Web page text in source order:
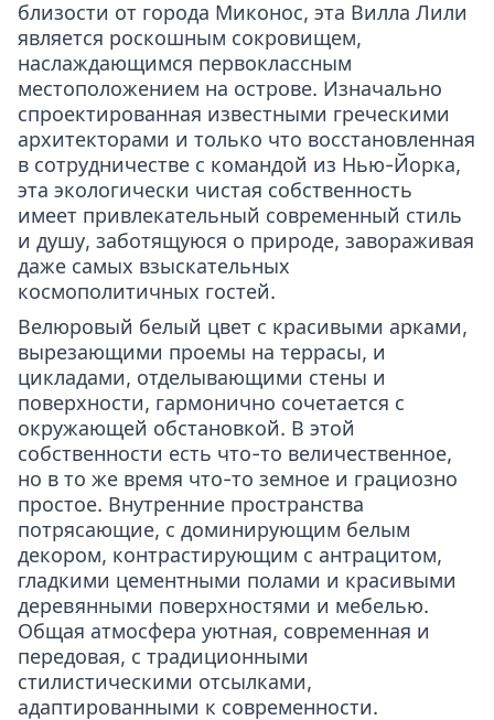
близости от города Миконос, эта Вилла Лили
является роскошным сокровищем,
наслаждающимся первоклассным
местоположением на острове. Изначально
спроектированная известными греческими
архитекторами и только что восстановленная
в сотрудничестве с командой из Нью-Йорка,
эта экологически чистая собственность
имеет привлекательный современный стиль
и душу, заботящуюся о природе, завораживая
даже самых взыскательных
космополитичных гостей.
Велюровый белый цвет с красивыми арками,
вырезающими проемы на террасы, и
цикладами, отделывающими стены и
поверхности, гармонично сочетается с
окружающей обстановкой. В этой
собственности есть что-то величественное,
но в то же время что-то земное и грациозно
простое. Внутренние пространства
потрясающие, с доминирующим белым
декором, контрастирующим с антрацитом,
гладкими цементными полами и красивыми
деревянными поверхностями и мебелью.
Общая атмосфера уютная, современная и
передовая, с традиционными
стилистическими отсылками,
адаптированными к современности.